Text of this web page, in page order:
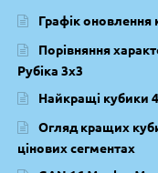
Графік оновлення
Порівняння
Рубіка 3х3
Найкращі кубики
Огляд кращих
цінових сегментах